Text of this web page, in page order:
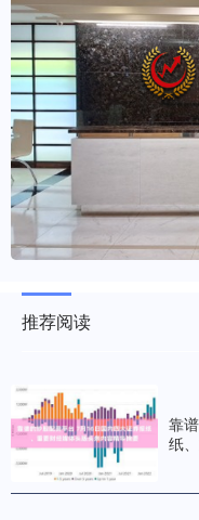
推荐阅读
靠
纸